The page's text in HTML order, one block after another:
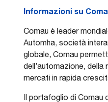
Informazioni su
Comau è leader
Automha, società
globale, Comau
dell’automazione,
mercati in rapida
Il portafoglio di Comau